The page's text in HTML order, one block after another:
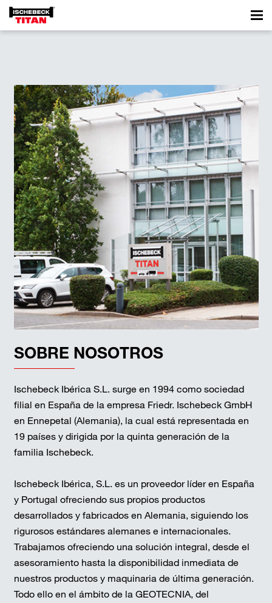
SOBRE NOSOTROS
Ischebeck Ibérica S.L. surge en 1994 como sociedad
filial en España de la empresa Friedr. Ischebeck GmbH
en Ennepetal (Alemania), la cual está representada en
19 países y dirigida por la quinta generación de la
familia Ischebeck.
Ischebeck Ibérica, S.L. es un proveedor líder en España
y Portugal ofreciendo sus propios productos
desarrollados y fabricados en Alemania, siguiendo los
rigurosos estándares alemanes e internacionales.
Trabajamos ofreciendo una solución integral, desde el
asesoramiento hasta la disponibilidad inmediata de
nuestros productos y maquinaria de última generación.
Todo ello en el ámbito de la GEOTECNIA, del